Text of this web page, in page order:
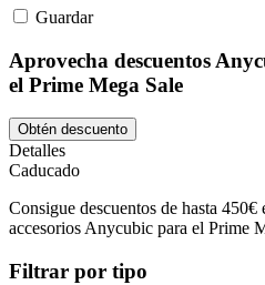
Guardar
Aprovecha descuentos
el Prime Mega Sale
Obtén descuento
Detalles
Caducado
Consigue descuentos de hasta
accesorios Anycubic para el Prime
Filtrar por tipo